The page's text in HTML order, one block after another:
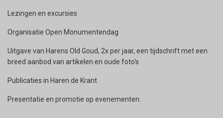
Lezingen en excursies
Organisatie Open Monumentendag
Uitgave van Harens Old Goud, 2x per jaar, een tijdschrift met een
breed aanbod van artikelen en oude foto's
Publicaties in Haren de Krant
Presentatie en promotie op evenementen.